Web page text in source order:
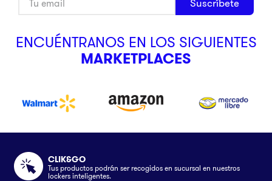
ENCUÉNTRANOS EN LOS SIGUIENTES
MARKETPLACES
CLIK&GO
Tus productos podrán ser recogidos en sucursal en nuestros
lockers inteligentes.